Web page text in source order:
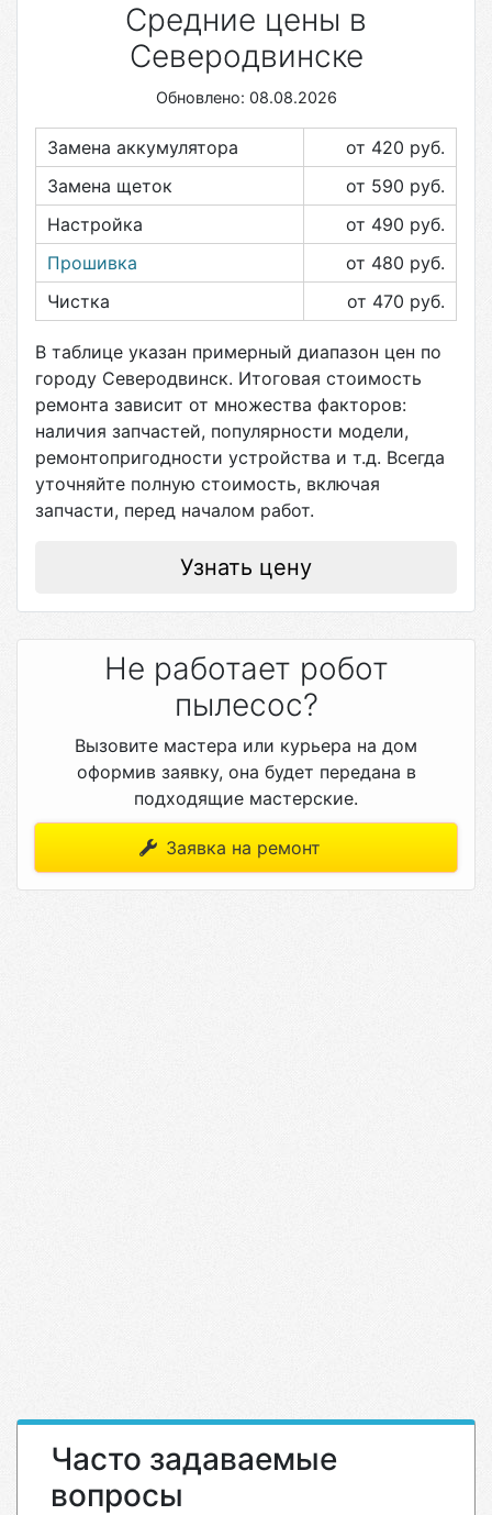
Средние цены в
Северодвинске
Обновлено: 08.08.2026
Замена аккумулятора от 420 руб.
Замена щеток
от 590 руб.
Настройка
от 490 руб.
Прошивка
от 480 руб.
Чистка
от 470 руб.
В таблице указан примерный диапазон цен по
городу Северодвинск. Итоговая стоимость
ремонта зависит от множества факторов:
наличия запчастей, популярности модели,
ремонтопригодности устройства и т.д. Всегда
уточняйте полную стоимость, включая
запчасти, перед началом работ.
Узнать цену
Не работает робот
пылесос?
Вызовите мастера или курьера на дом
оформив заявку, она будет передана в
подходящие мастерские.
Заявка на ремонт
Часто задаваемые
вопросы